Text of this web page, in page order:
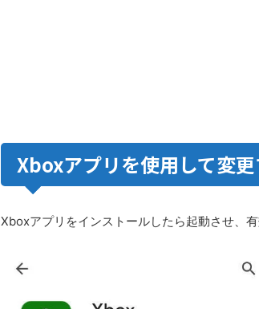
Xboxアプリを使用して変
Xboxアプリをインストールしたら起動させ、